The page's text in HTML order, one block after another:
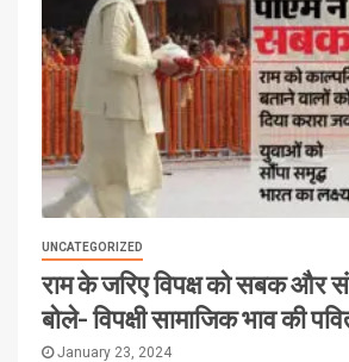
UNCATEGORIZED
राम के जरिए विपक्ष को सबक और
बोले- विपक्षी सामाजिक भाव की
January 23, 2024